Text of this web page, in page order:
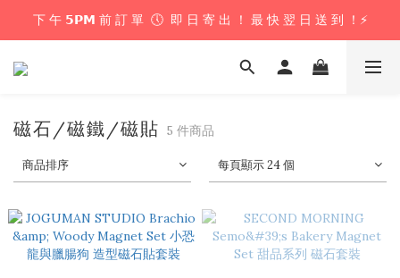
下 午 𝟱𝗣𝗠 前 訂 單  🕔  即 日 寄 出 ！ 最 快 翌 日 送 到 ！⚡️
下 午 𝟱𝗣𝗠 前 訂 單  🕔  即 日 寄 出 ！ 最 快 翌 日 送 到 ！⚡️
📦 購 物 滿 $𝟲𝟬𝟬 即 享 免 運 優 惠 ！ (公仔花束商品除外) 📦
下 午 𝟱𝗣𝗠 前 訂 單  🕔  即 日 寄 出 ！ 最 快 翌 日 送 到 ！⚡️
磁石/磁鐵/磁貼 5 件商品
商品排序 每頁顯示 24 個